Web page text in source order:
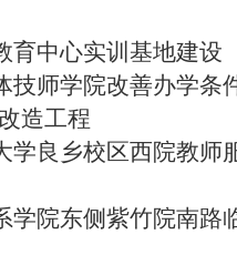
育中心实训基地建设
技师学院改善办学条
造工程
学良乡校区西院教师
学院东侧紫竹院南路